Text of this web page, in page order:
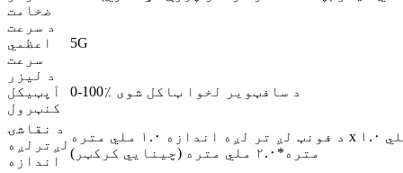
ضخامت
د سرعت
اعظمي
سرعت
5G
د لیزر
آپټیکل
کنټرول
0-100٪ د سافټویر لخوا ټاکل شوی
د نقاشۍ
لږترلږه
اندازه
د فونټ لږ تر لږه اندازه ۱.۰ ملي متره x ۱.۰ ملي متره (انګلیسي لیک) ۲.۰ ملي
متره*۲.۰ ملي متره (چینایي کرکټر)